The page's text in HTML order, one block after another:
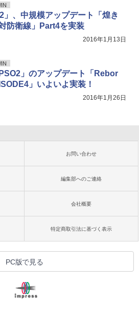
」、中規模アップデート「煌き
防衛線」Part4を実装
2016年1月13日
」のアップデート「Rebor
」いよいよ実装！
2016年1月26日
お問い合わせ
編集部へのご連絡
会社概要
特定商取引法に基づく表示
PC版で見る